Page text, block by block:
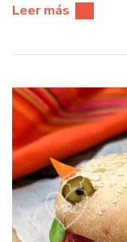
Leer más